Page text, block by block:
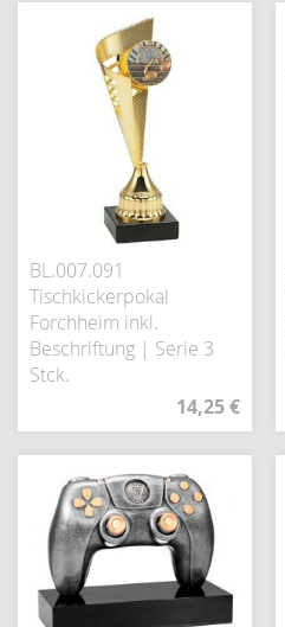
BL.007.091
Tischkickerpokal
Forchheim inkl.
Beschriftung | Serie 3
Stck.
14,25 €